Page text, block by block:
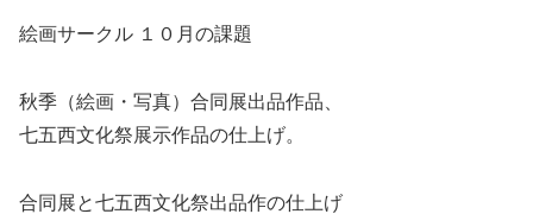
絵画サークル １０月の課題
秋季（絵画・写真）合同展出品作品、
七五西文化祭展示作品の仕上げ。
合同展と七五西文化祭出品作の仕上げ